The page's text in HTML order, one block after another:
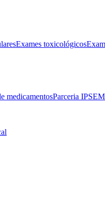
Exames toxicológicos
medicamentosParceria